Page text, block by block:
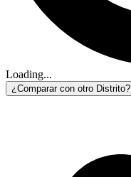
Loading...
¿Comparar con otro Distrito?